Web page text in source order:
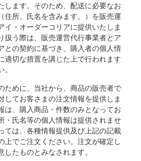
します。そのため、配送に必要なお
住所、氏名を含みます。）を販売運
イ・オーダーコリアに提供いたしま
扱う際は、販売運営代行事業者とア
との契約に基づき、購入者の個人情
適切な措置を講じた上で行われます
。
ために、当社から、商品の販売者で
してお客さまの注文情報を提供しま
は、購入商品・件数のみとなってお
・氏名等の個人情報は提供されませ
ては、各種情報提供及び上記の記載
上でご注文ください。注文が確定し
したものとみなされます。